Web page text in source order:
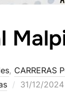
, CARRERAS
31/12/2024